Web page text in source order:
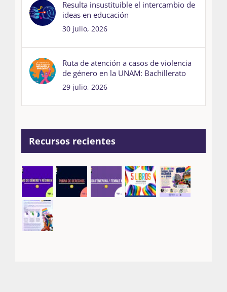
Resulta insustituible el intercambio de
ideas en educación
30 julio, 2026
Ruta de atención a casos de violencia
de género en la UNAM: Bachillerato
29 julio, 2026
Recursos recientes